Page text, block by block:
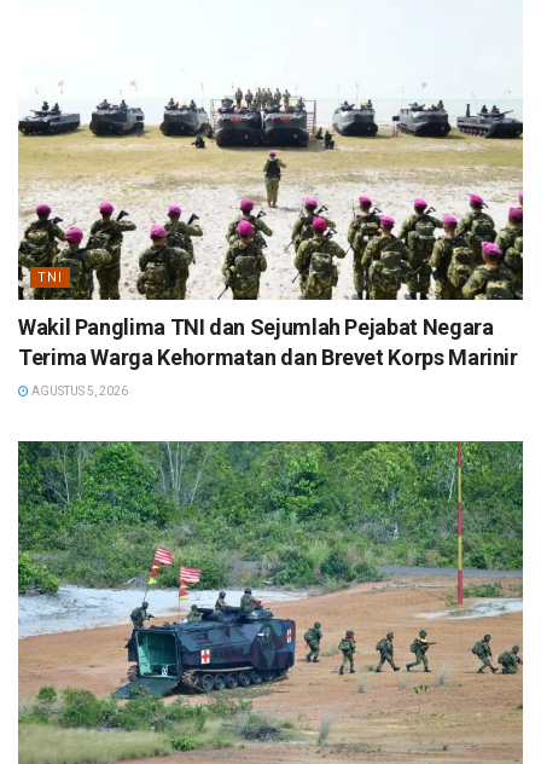
TNI
Wakil Panglima TNI dan Sejumlah Pejabat Negara
Terima Warga Kehormatan dan Brevet Korps Marinir
AGUSTUS 5, 2026